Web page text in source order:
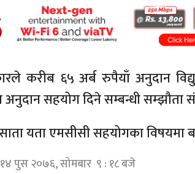
करीब ६५ अर्ब रुपैयाँ अनुदान
सहयोग दिने सम्बन्धी सम्झौता
यता एमसीसी सहयोगका
१४ पुस २०७६, सोमबार ९ : १८ बजे